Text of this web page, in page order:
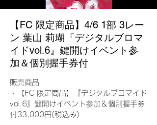
【FC 限定商品】4/6 1部 3レー
ン 葉山 莉瑚『デジタルブロマ
イドvol.6』鍵開けイベント参
加＆個別握手券付
販売商品
・【FC 限定商品】『デジタルブロマイド
vol.6』鍵開けイベント参加＆個別握手券
付33,000円(税込み)